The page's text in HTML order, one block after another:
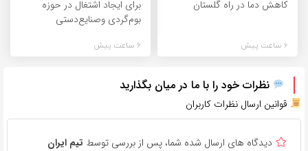
کاهش دما در راه گلستان
6 ساعت پیش
برای ایجاد اشتغال در حوزه
بوم‌گردی وصنایع‌دستی
6 ساعت پیش
نظرات خود را با ما در میان بگذارید
قوانین ارسال نظرات کاربران
دیدگاه های ارسال شده شما، پس از بررسی توسط تیم ایران